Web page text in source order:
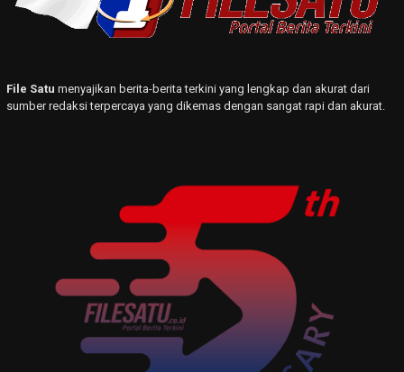
File Satu menyajikan berita-berita terkini yang lengkap dan akurat dari
sumber redaksi terpercaya yang dikemas dengan sangat rapi dan akurat.